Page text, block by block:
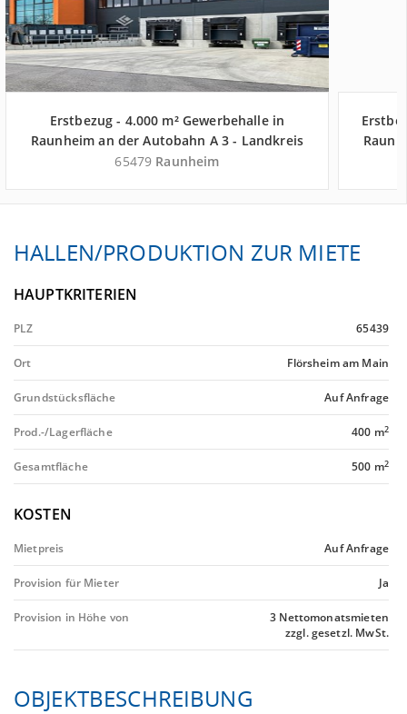
Erstbezug - 4.000 m² Gewerbehalle in
Raunheim an der Autobahn A 3 - Landkreis
Groß-Gerau
65479 Raunheim
HALLEN/PRODUKTION ZUR MIETE
HAUPTKRITERIEN
PLZ 65439
Ort Flörsheim am Main
Grundstücksfläche Auf Anfrage
Prod.-/Lagerfläche 400 m2
Gesamtfläche 500 m2
KOSTEN
Mietpreis Auf Anfrage
Provision für Mieter Ja
Provision in Höhe von
3 Nettomonatsmieten
zzgl. gesetzl. MwSt.
OBJEKTBESCHREIBUNG